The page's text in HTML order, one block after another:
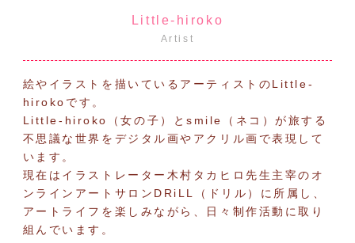
Little-hiroko
Artist
絵やイラストを描いているアーティストのLittle-
hirokoです。
Little-hiroko（女の子）とsmile（ネコ）が旅する
不思議な世界をデジタル画やアクリル画で表現して
います。
現在はイラストレーター木村タカヒロ先生主宰のオ
ンラインアートサロンDRiLL（ドリル）に所属し、
アートライフを楽しみながら、日々制作活動に取り
組んでいます。